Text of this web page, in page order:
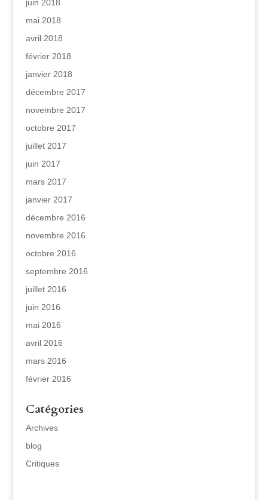
juin 2018
mai 2018
avril 2018
février 2018
janvier 2018
décembre 2017
novembre 2017
octobre 2017
juillet 2017
juin 2017
mars 2017
janvier 2017
décembre 2016
novembre 2016
octobre 2016
septembre 2016
juillet 2016
juin 2016
mai 2016
avril 2016
mars 2016
février 2016
Catégories
Archives
blog
Critiques